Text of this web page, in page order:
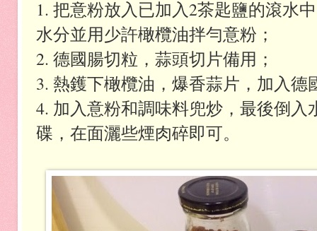
1. 把意粉放入已加入2茶匙鹽的滾水
水分並用少許橄欖油拌勻意粉；
2. 德國腸切粒，蒜頭切片備用；
3. 熱鑊下橄欖油，爆香蒜片，加入德
4. 加入意粉和調味料兜炒，最後倒
碟，在面灑些煙肉碎即可。